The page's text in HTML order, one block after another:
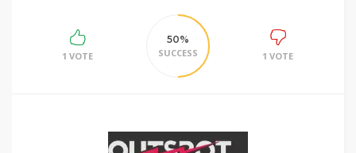
1 VOTE
50%
SUCCESS
1 VOTE